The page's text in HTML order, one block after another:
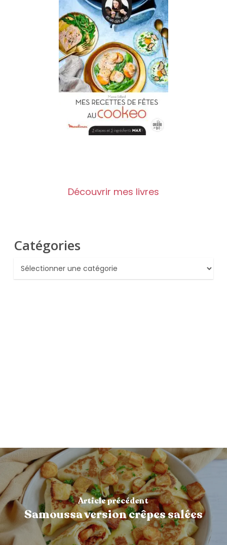
Découvrir mes livres
Catégories
Catégories
Article précédent
Samoussa version crêpes salées